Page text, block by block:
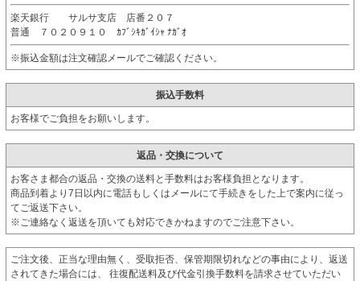
楽天銀行 サルサ支店 店番２０７
普通 ７０２０９１０ ｶﾌﾞｼｷｶﾞｲｼｬ ﾅｶﾞｵ
※振込金額は注文確認メールでご確認ください。
振込手数料
お客様でご負担をお願いします。
返品・交換について
お客さま都合の返品・交換の送料と手数料はお客様負担となります。
商品到着より7日以内に電話もしくはメールにて手続きをした上で案内に従っ
てご返送下さい。
※ご連絡なく返送を頂いても対応できかねますのでご注意下さい。
ご注文後、正当な理由無く、受取拒否、保管期限切れなどの事由により、返送
されてきた場合には、 往復配送料及び代金引換手数料を請求させていただい